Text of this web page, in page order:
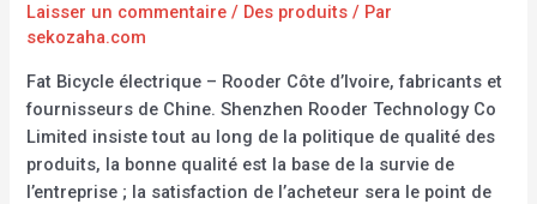
Laisser un commentaire / Des produits / Par
sekozaha.com
Fat Bicycle électrique – Rooder Côte d’Ivoire, fabricants et
fournisseurs de Chine. Shenzhen Rooder Technology Co
Limited insiste tout au long de la politique de qualité des
produits, la bonne qualité est la base de la survie de
l’entreprise ; la satisfaction de l’acheteur sera le point de